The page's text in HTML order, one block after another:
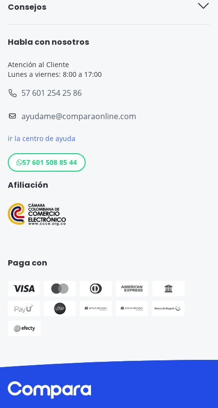
Seguro cobertura básica
Seguro de Viaje para Embarazadas
Seguro de Viaje Cruceros
Consejos
SOAT
Tarjeta de Crédito
Crédito de Vehículo
Crédito Hipotecario
Crédito de Consumo
Cuenta de ahorro
Seguro para Motos
Habla con nosotros
Atención al Cliente
Lunes a viernes: 8:00 a 17:00
57 601 254 25 86
ayudame@comparaonline.com
ir la centro de ayuda
57 601 508 85 44
Afiliación
Paga con